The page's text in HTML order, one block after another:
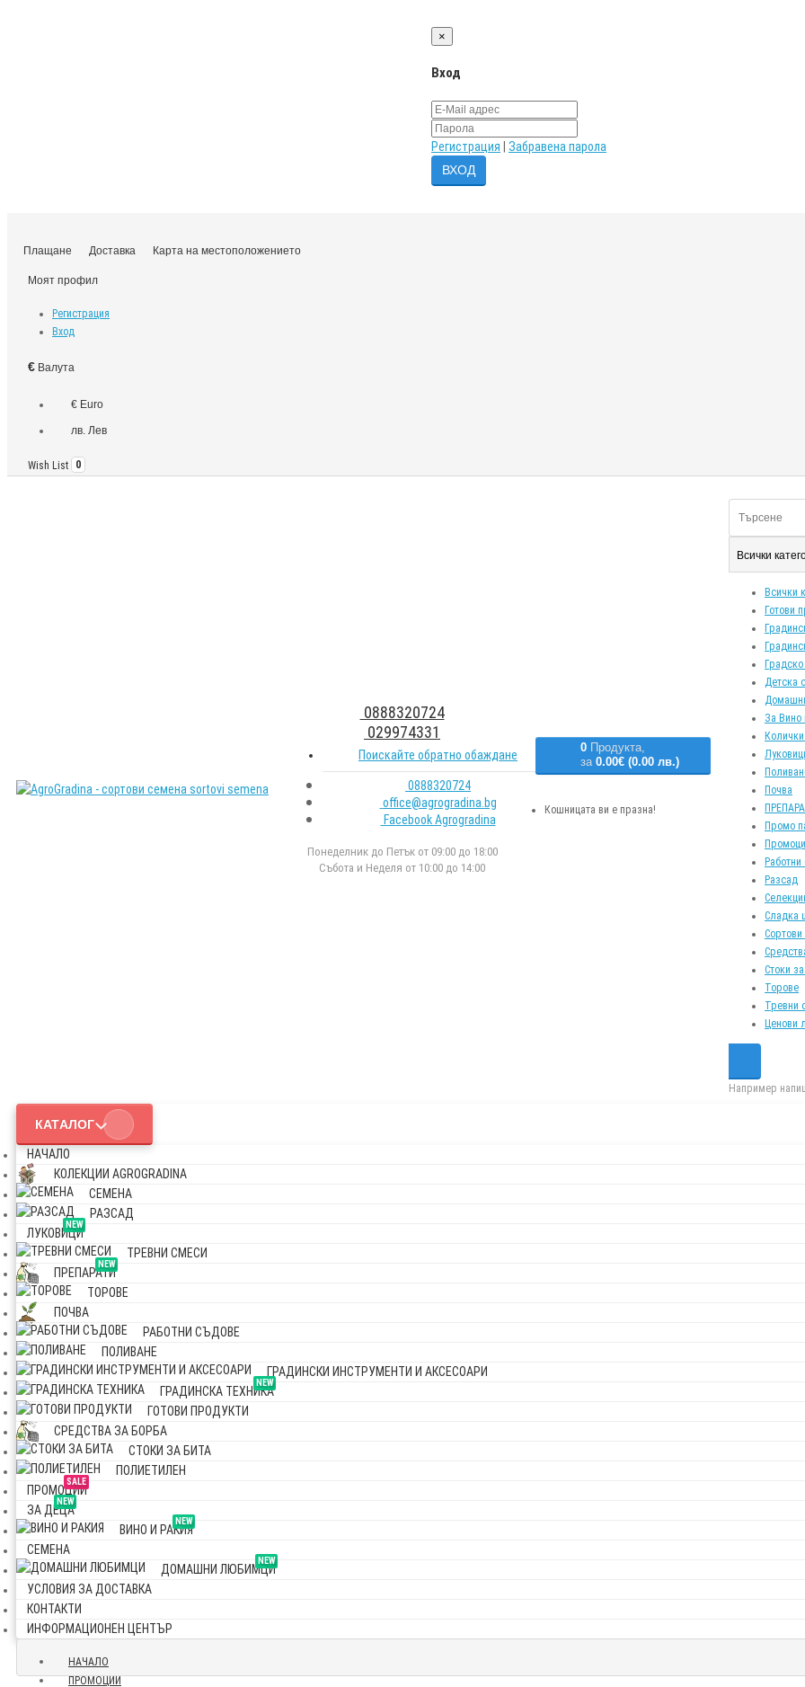
×
Вход
Регистрация Забравена парола
Плащане Доставка Карта на местоположението
Моят профил
Регистрация
Вход
€ Валута
€ Euro
лв. Лев
Wish List 0
0888320724
029974331
Поискайте обратно обаждане
0888320724
office@agrogradina.bg
Facebook Agrogradina
Понеделник до Петък от 09:00 до 18:00
Събота и Неделя от 10:00 до 14:00
0 Продукта,
за 0.00€ (0.00 лв.)
Кошницата ви е празна!
Всички
Всички
Готови
Детска
За Вино
Почва
Промо
Разсад
Сладка
Стоки
Торове
Тревни
Ценови
Например
КАТАЛОГ
НАЧАЛО
КОЛЕКЦИИ AGROGRADINA
СЕМЕНА
РАЗСАД
NEW
ЛУКОВИЦИ
ТРЕВНИ СМЕСИ
NEW
ПРЕПАРАТИ
ТОРОВЕ
ПОЧВА
РАБОТНИ СЪДОВЕ
ПОЛИВАНЕ
ГРАДИНСКИ ИНСТРУМЕНТИ И АКСЕСОАРИ
NEW
ГРАДИНСКА ТЕХНИКА
ГОТОВИ ПРОДУКТИ
СРЕДСТВА ЗА БОРБА
СТОКИ ЗА БИТА
ПОЛИЕТИЛЕН
SALE
ПРОМОЦИИ
NEW
ЗА ДЕЦА
NEW
ВИНО И РАКИЯ
СЕМЕНА
NEW
ДОМАШНИ ЛЮБИМЦИ
УСЛОВИЯ ЗА ДОСТАВКА
КОНТАКТИ
ИНФОРМАЦИОНЕН ЦЕНТЪР
НАЧАЛО
ПРОМОЦИИ